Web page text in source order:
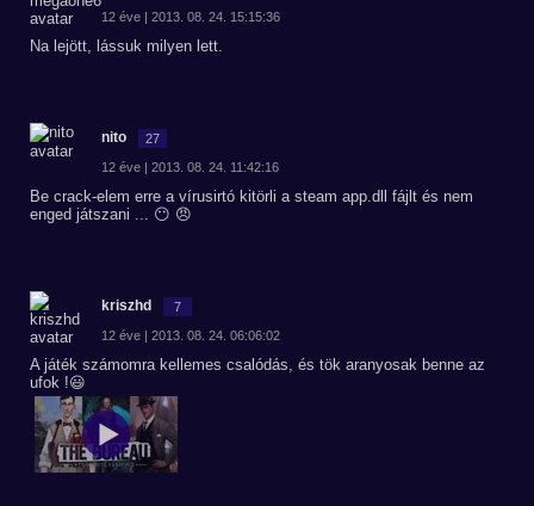
12 éve | 2013. 08. 24. 15:15:36
Na lejött, lássuk milyen lett.
nito 27
12 éve | 2013. 08. 24. 11:42:16
Be crack-elem erre a vírusirtó kitörli a steam app.dll fájlt és nem
enged játszani ... 😶 😠
kriszhd 7
12 éve | 2013. 08. 24. 06:06:02
A játék számomra kellemes csalódás, és tök aranyosak benne az
ufok !😃